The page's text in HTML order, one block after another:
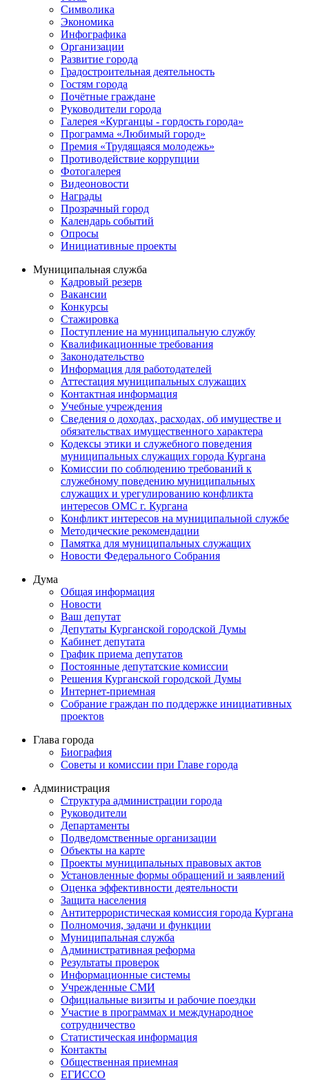
Символика
Экономика
Инфографика
Организации
Развитие города
Градостроительная деятельность
Гостям города
Почётные граждане
Руководители города
Галерея «Курганцы - гордость города»
Программа «Любимый город»
Премия «Трудящаяся молодежь»
Противодействие коррупции
Фотогалерея
Видеоновости
Награды
Прозрачный город
Календарь событий
Опросы
Инициативные проекты
Муниципальная служба
Кадровый резерв
Вакансии
Конкурсы
Стажировка
Поступление на муниципальную службу
Квалификационные требования
Законодательство
Информация для работодателей
Аттестация муниципальных служащих
Контактная информация
Учебные учреждения
Сведения о доходах, расходах, об имуществе и
обязательствах имущественного характера
Кодексы этики и служебного поведения
муниципальных служащих города Кургана
Комиссии по соблюдению требований к
служебному поведению муниципальных
служащих и урегулированию конфликта
интересов ОМС г. Кургана
Конфликт интересов на муниципальной службе
Методические рекомендации
Памятка для муниципальных служащих
Новости Федерального Cобрания
Дума
Общая информация
Новости
Ваш депутат
Депутаты Курганской городской Думы
Кабинет депутата
График приема депутатов
Постоянные депутатские комиссии
Решения Курганской городской Думы
Интернет-приемная
Собрание граждан по поддержке инициативных
проектов
Глава города
Биография
Советы и комиссии при Главе города
Администрация
Структура администрации города
Руководители
Департаменты
Подведомственные организации
Объекты на карте
Проекты муниципальных правовых актов
Установленные формы обращений и заявлений
Оценка эффективности деятельности
Защита населения
Антитеррористическая комиссия города Кургана
Полномочия, задачи и функции
Муниципальная служба
Административная реформа
Результаты проверок
Информационные системы
Учрежденные СМИ
Официальные визиты и рабочие поездки
Участие в программах и международное
сотрудничество
Статистическая информация
Контакты
Общественная приемная
ЕГИССО